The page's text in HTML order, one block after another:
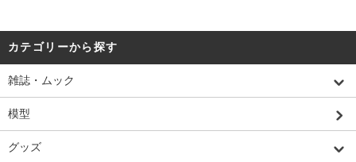
カテゴリーから探す
雑誌・ムック
模型
グッズ